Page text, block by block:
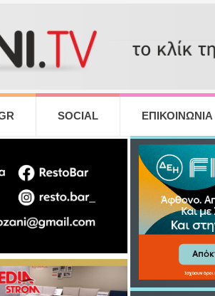
SOCIAL ΕΠΙΚΟΙΝΩΝΙΑ